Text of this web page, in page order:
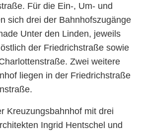
Für die Ein-, Um- und
sich drei der Bahnhofszugänge
Unter den Linden, jeweils
der Friedrichstraße sowie
Zwei weitere
liegen in der Friedrichstraße
Kreuzungsbahnhof mit drei
Ingrid Hentschel und